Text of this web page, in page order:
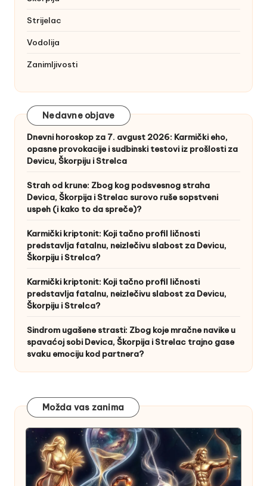
Strijelac
Vodolija
Zanimljivosti
Nedavne objave
Dnevni horoskop za 7. avgust 2026: Karmički eho,
opasne provokacije i sudbinski testovi iz prošlosti za
Devicu, Škorpiju i Strelca
Strah od krune: Zbog kog podsvesnog straha
Devica, Škorpija i Strelac surovo ruše sopstveni
uspeh (i kako to da spreče)?
Karmički kriptonit: Koji tačno profil ličnosti
predstavlja fatalnu, neizlečivu slabost za Devicu,
Škorpiju i Strelca?
Karmički kriptonit: Koji tačno profil ličnosti
predstavlja fatalnu, neizlečivu slabost za Devicu,
Škorpiju i Strelca?
Sindrom ugašene strasti: Zbog koje mračne navike u
spavaćoj sobi Devica, Škorpija i Strelac trajno gase
svaku emociju kod partnera?
Možda vas zanima